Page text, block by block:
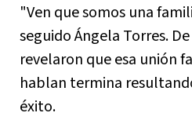
"Ven que somos una
seguido Ángela Torres.
revelaron que esa unión
hablan termina
éxito.